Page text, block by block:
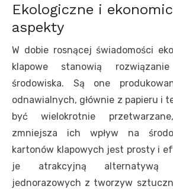
Ekologiczne i
aspekty
W dobie rosnącej świadomości
klapowe stanowią
środowiska. Są one
odnawialnych, głównie z papieru i
być wielokrotnie
zmniejsza ich wpływ na
kartonów klapowych jest prosty i
je atrakcyjną alternatywą
jednorazowych z tworzyw